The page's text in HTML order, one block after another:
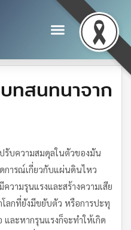
สนทนาจาก
รับความสมดุลในตัวของมัน
การณ์เกี่ยวกับแผ่นดินไหว
ามรุนแรงและสร้างความเสีย
ลกที่ยังมีขยับตัว หรือการปะทุ
และหากรุนแรงก็จะทำให้เกิด